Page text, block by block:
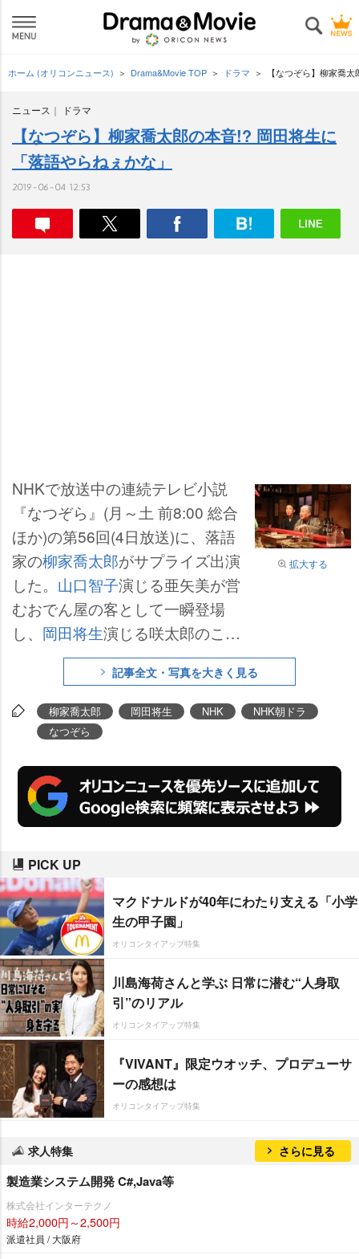
ホーム (オリコンニュース) Drama&Movie TOP ドラマ 【なつぞら】柳家喬
ニュース ドラマ
【なつぞら】柳家喬太郎の本音!? 岡田将生に
「落語やらねぇかな」
2019-06-04 12:53
拡大する
NHKで放送中の連続テレビ小説
『なつぞら』(月～土 前8:00 総合
ほか)の第56回(4日放送)に、落語
家の柳家喬太郎がサプライズ出演
した。 山口智子演じる亜矢美が営
むおでん屋の客として一瞬登場
し、 岡田将生演じる咲太郎のこと
が話題になったとこで、「落語な
んかやらねぇかな、と思ってんだ
よ」とぼやいていた。昨年10月期
に総合テレビで放送された、ドラ
家を演じていた岡田を想起させる
せりふ。『昭和元禄落語心中』で
岡田に落語の熱血指導をしたのが
プライズとなった。
記事全文・写真を大きく見る
柳家喬太郎 岡田将生 NHK
NHK朝ドラ
なつぞら
PICK UP
マクドナルドが40年にわたり支える「小学
生の甲子園」
オリコンタイアップ特集
川島海荷さんと学ぶ 日常に潜む“人身取
引”のリアル
オリコンタイアップ特集
『VIVANT』限定ウオッチ、プロデューサ
ーの感想は
オリコンタイアップ特集
求人特集 さらに見る
製造業システム開発 C#,Java等
株式会社インターテクノ
時給2,000円～2,500円
派遣社員 / 大阪府